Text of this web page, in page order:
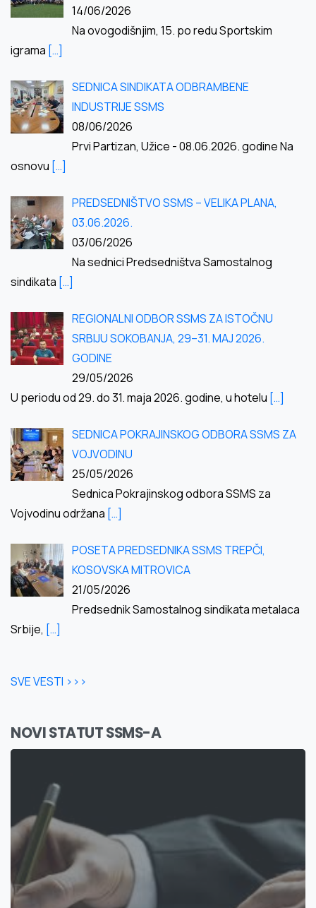
14/06/2026
Na ovogodišnjim, 15. po redu Sportskim
igrama […]
SEDNICA SINDIKATA ODBRAMBENE
INDUSTRIJE SSMS
08/06/2026
Prvi Partizan, Užice - 08.06.2026. godine Na
osnovu […]
PREDSEDNIŠTVO SSMS – VELIKA PLANA,
03.06.2026.
03/06/2026
Na sednici Predsedništva Samostalnog
sindikata […]
REGIONALNI ODBOR SSMS ZA ISTOČNU
SRBIJU SOKOBANJA, 29–31. MAJ 2026.
GODINE
29/05/2026
U periodu od 29. do 31. maja 2026. godine, u hotelu […]
SEDNICA POKRAJINSKOG ODBORA SSMS ZA
VOJVODINU
25/05/2026
Sednica Pokrajinskog odbora SSMS za
Vojvodinu održana […]
POSETA PREDSEDNIKA SSMS TREPČI,
KOSOVSKA MITROVICA
21/05/2026
Predsednik Samostalnog sindikata metalaca
Srbije, […]
SVE VESTI >>>
NOVI STATUT SSMS-A